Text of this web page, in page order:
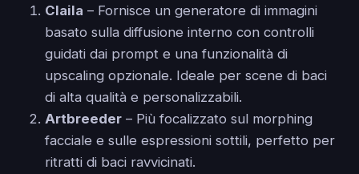
Claila – Fornisce un generatore di immagini
basato sulla diffusione interno con controlli
guidati dai prompt e una funzionalità di
upscaling opzionale. Ideale per scene di baci
di alta qualità e personalizzabili.
Artbreeder – Più focalizzato sul morphing
facciale e sulle espressioni sottili, perfetto per
ritratti di baci ravvicinati.